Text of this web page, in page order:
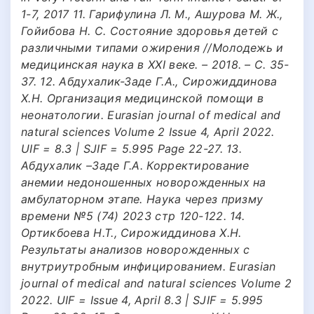
1-7, 2017 11. Гарифулина Л. М., Ашурова М. Ж.,
Гойибова Н. С. Состояние здоровья детей с
различными типами ожирения //Молодежь и
медицинская наука в XXI веке. – 2018. – С. 35-
37. 12. Абдухалик-Заде Г.A., Сирожиддинова
Х.Н. Организация медицинской помощи в
неонатологии. Eurasian journal of medical and
natural sciences Volume 2 Issue 4, April 2022.
UIF = 8.3 | SJIF = 5.995 Page 22-27. 13.
Абдухалик –Заде Г.А. Корректирование
анемии недоношенных новорожденных на
амбулаторном этапе. Наука через призму
времени №5 (74) 2023 стр 120-122. 14.
Ортикбоева Н.Т., Сирожиддинова Х.Н.
Результаты анализов новорожденных с
внутриутробным инфицированием. Eurasian
journal of medical and natural sciences Volume 2
2022. UIF = Issue 4, April 8.3 | SJIF = 5.995